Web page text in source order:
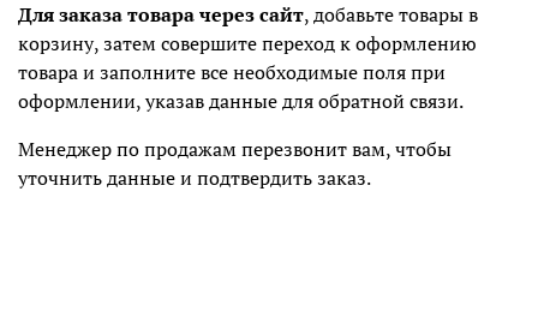
Для заказа товара через сайт, добавьте товары в
корзину, затем совершите переход к оформлению
товара и заполните все необходимые поля при
оформлении, указав данные для обратной связи.
Менеджер по продажам перезвонит вам, чтобы
уточнить данные и подтвердить заказ.